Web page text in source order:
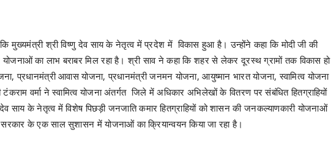
मुख्यमंत्री श्री विष्णु देव साय के नेतृत्व में प्रदेश में विकास हुआ है। उन्होंने कहा कि मोदी जी की
योजनाओं का लाभ बराबर मिल रहा है। श्री साव ने कहा कि शहर से लेकर दूरस्थ ग्रामों तक विकास हो
प्रधानमंत्री आवास योजना, प्रधानमंत्री जनमन योजना, आयुष्मान भारत योजना, स्वामित्व योजना
टंकराम वर्मा ने स्वामित्व योजना अंतर्गत जिले में अधिकार अभिलेखों के वितरण पर संबंधित हितग्राहियों
साय के नेतृत्व में विशेष पिछड़ी जनजाति कमार हितग्राहियों को शासन की जनकल्याणकारी योजनाओं
के एक साल सुशासन में योजनाओं का क्रियान्वयन किया जा रहा है।